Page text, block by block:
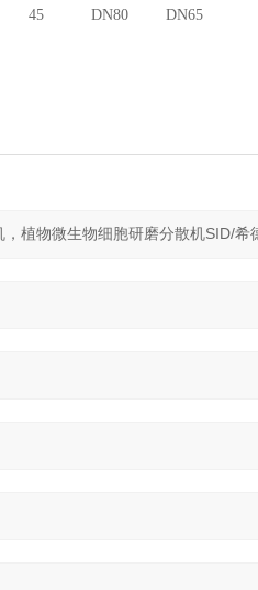
45 DN80 DN65